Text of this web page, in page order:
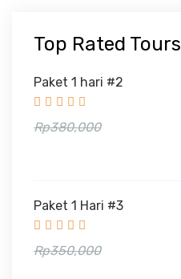
Top Rated Tours
Paket 1 hari #2
Rp380,000
Paket 1 Hari #3
Rp350,000